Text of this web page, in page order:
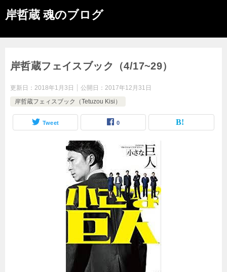
岸哲蔵 魂のブログ
岸哲蔵フェイスブック（4/17~29）
更新日： 2018年1月3日 公開日： 2017年12月31日
岸哲蔵フェィスブック（Tetuzou Kisi）
Tweet 0